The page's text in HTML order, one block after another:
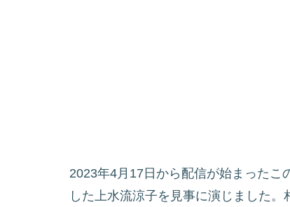
2023年4月17日から配信が始まったこ
した上水流涼子を見事に演じました